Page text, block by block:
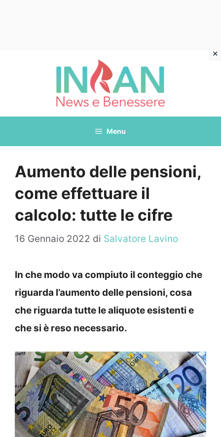
Menu
Aumento delle pensioni,
come effettuare il
calcolo: tutte le cifre
16 Gennaio 2022 di Salvatore Lavino
In che modo va compiuto il conteggio che
riguarda l’aumento delle pensioni, cosa
che riguarda tutte le aliquote esistenti e
che si è reso necessario.